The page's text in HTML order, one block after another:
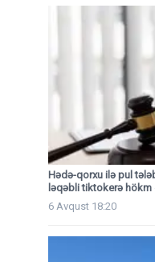
Hədə-qorxu ilə pul
ləqəbli tiktokerə hökm
6 Avqust 18:20